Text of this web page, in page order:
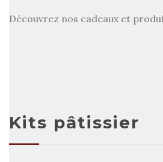
Découvrez nos cadeaux et
Kits pâtissier